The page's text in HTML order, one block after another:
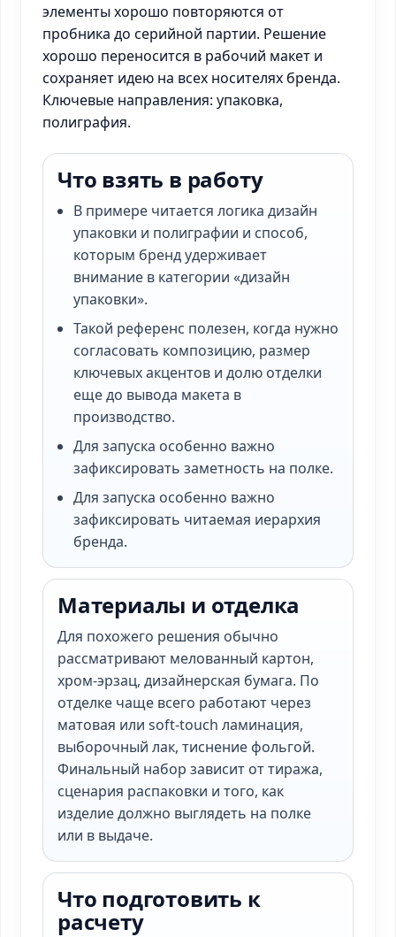
элементы хорошо повторяются от
пробника до серийной партии. Решение
хорошо переносится в рабочий макет и
сохраняет идею на всех носителях бренда.
Ключевые направления: упаковка,
полиграфия.
Что взять в работу
В примере читается логика дизайн
упаковки и полиграфии и способ,
которым бренд удерживает
внимание в категории «дизайн
упаковки».
Такой референс полезен, когда нужно
согласовать композицию, размер
ключевых акцентов и долю отделки
еще до вывода макета в
производство.
Для запуска особенно важно
зафиксировать заметность на полке.
Для запуска особенно важно
зафиксировать читаемая иерархия
бренда.
Материалы и отделка
Для похожего решения обычно
рассматривают мелованный картон,
хром-эрзац, дизайнерская бумага. По
отделке чаще всего работают через
матовая или soft-touch ламинация,
выборочный лак, тиснение фольгой.
Финальный набор зависит от тиража,
сценария распаковки и того, как
изделие должно выглядеть на полке
или в выдаче.
Что подготовить к
расчету